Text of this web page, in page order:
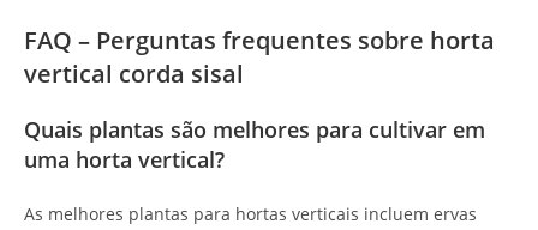
FAQ – Perguntas frequentes sobre horta
vertical corda sisal
Quais plantas são melhores para cultivar em
uma horta vertical?
As melhores plantas para hortas verticais incluem ervas